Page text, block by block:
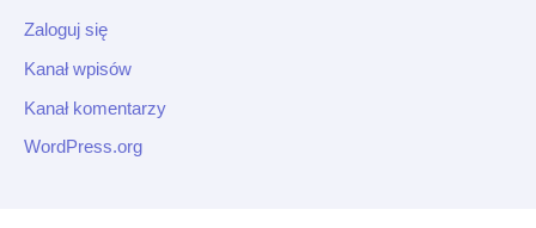
Zaloguj się
Kanał wpisów
Kanał komentarzy
WordPress.org